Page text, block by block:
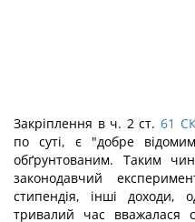
Закріплення в ч. 2 ст. 61
по суті, є "добре
обґрунтованим. Таким
законодавчий
стипендія, інші доходи,
тривалий час вважалася